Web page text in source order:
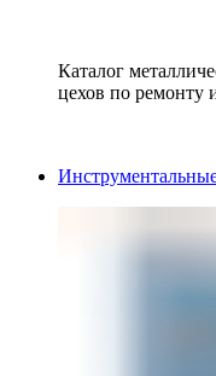
Каталог
цехов по ремонту